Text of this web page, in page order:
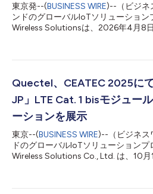
東京発--(BUSINESS WIRE)--（ビジネ
ンドのグローバルIoTソリューショ
Wireless Solutionsは、2026年4月8
す。会期中は、西展示棟4ホール（
紹介します。 本展示では、日本市場
bisモジュール「EG800AK-JP」を紹
びTELEC認証を取得しており、日本
ます。これにより、デバイスメーカ
ことが可能となり、認証取得に伴う
す。 EG800AK-JPは、グローバルで
1 bis技術をベースに、日本市場の要
です。近年、LTE Cat 1 bisは世界的に
Quectel、CEATEC 2025に
JP」LTE Cat. 1 bisモジュー
ーションを展示
東京--(BUSINESS WIRE)--（ビジネス
ドのグローバルIoTソリューション
Wireless Solutions Co., Ltd. は、10
来場者は、本モジュールの詳細に加